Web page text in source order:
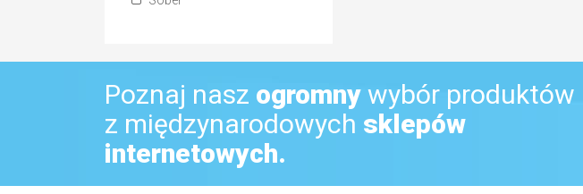
Poznaj nasz ogromny wybór produktów
z międzynarodowych sklepów
internetowych.